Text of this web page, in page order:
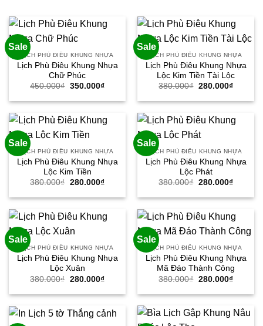
Sale
LỊCH PHÙ ĐIÊU KHUNG NHỰA
Lịch Phù Điêu Khung Nhựa
Chữ Phúc
450.000₫ Giá
là:
350.000₫Giá
tại
350.000₫.
Sale
LỊCH PHÙ ĐIÊU KHUNG NHỰA
Lịch Phù Điêu Khung Nhựa
Lộc Kim Tiền Tài Lộc
380.000₫ Giá
là:
280.000₫Giá
tại
Sale
LỊCH PHÙ ĐIÊU KHUNG NHỰA
Lịch Phù Điêu Khung Nhựa
Lộc Kim Tiền
380.000₫ Giá
là:
280.000₫Giá
tại
280.000₫.
Sale
LỊCH PHÙ ĐIÊU KHUNG NHỰA
Lịch Phù Điêu Khung Nhựa
Lộc Phát
380.000₫ Giá
là:
280.000₫Giá
tại
Sale
LỊCH PHÙ ĐIÊU KHUNG NHỰA
Lịch Phù Điêu Khung Nhựa
Lộc Xuân
380.000₫ Giá
là:
280.000₫Giá
tại
280.000₫.
Sale
LỊCH PHÙ ĐIÊU KHUNG NHỰA
Lịch Phù Điêu Khung Nhựa
Mã Đáo Thành Công
380.000₫ Giá
là:
280.000₫Giá
tại